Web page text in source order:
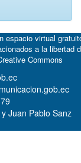
espacio virtual
a la libertad
Commons
Juan Pablo Sanz